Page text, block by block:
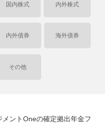
国内株式 内外株式
内外債券 海外債券
その他
ントOneの確定拠出年金フ